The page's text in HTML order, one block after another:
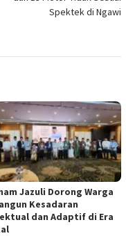
Spektek di Ngawi
Jazuli Dorong Warga
Kesadaran
dan Adaptif di Era